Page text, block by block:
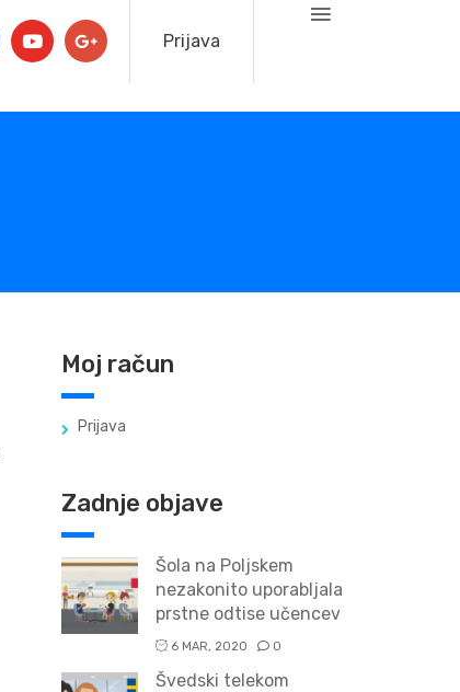
Prijava
Moj račun
Prijava
Zadnje objave
Šola na Poljskem
nezakonito uporabljala
prstne odtise učencev
6 MAR, 2020 0
Švedski telekom